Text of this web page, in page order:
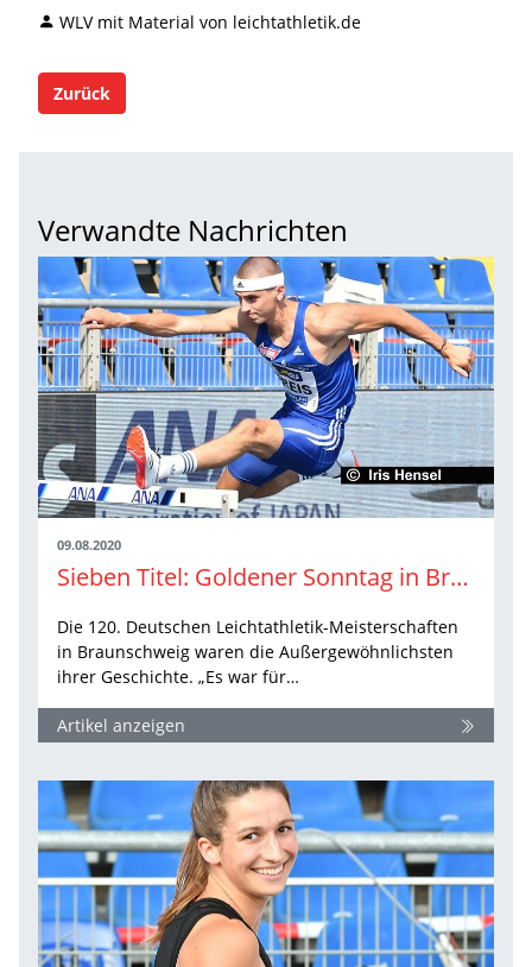
WLV mit Material von leichtathletik.de
Zurück
Verwandte Nachrichten
09.08.2020
Sieben Titel: Goldener Sonntag in Braunschweig
Die 120. Deutschen Leichtathletik-Meisterschaften
in Braunschweig waren die Außergewöhnlichsten
ihrer Geschichte. „Es war für…
Artikel anzeigen